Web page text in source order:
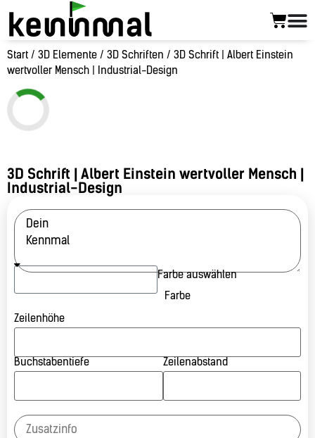
Start / 3D Elemente / 3D Schriften / 3D Schrift | Albert Einstein
wertvoller Mensch | Industrial-Design
3D Schrift | Albert Einstein wertvoller Mensch |
Industrial-Design
Farbe auswählen
Farbe
Zeilenhöhe
Buchstabentiefe Zeilenabstand